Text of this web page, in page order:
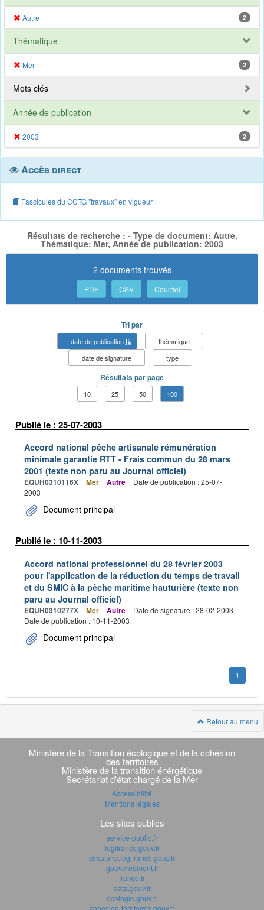
Autre 2
Thématique
Mer 2
Mots clés
Année de publication
2003 2
Accès direct
Fascicules du CCTG "travaux" en vigueur
Résultats de recherche : - Type de document: Autre,
Thématique: Mer, Année de publication: 2003
2 documents trouvés
PDF CSV Courriel
Tri par
date de publication
thématique
date de signature
type
Résultats par page
10 25 50 100
Publié le : 25-07-2003
Accord national pêche artisanale rémunération
minimale garantie RTT - Frais commun du 28 mars
2001 (texte non paru au Journal officiel)
EQUH0310116X Mer Autre
Date de publication : 25-07-
2003
Document principal
Publié le : 10-11-2003
Accord national professionnel du 28 février 2003
pour l'application de la réduction du temps de travail
et du SMIC à la pêche maritime hauturière (texte non
paru au Journal officiel)
EQUH0310277X Mer Autre
Date de signature : 28-02-2003
Date de publication : 10-11-2003
Document principal
1
Retour au menu
Navigation
transverse
Ministère de la Transition écologique et de la cohésion
des territoires
Ministère de la transition énérgétique
Secrétariat d'état chargé de la Mer
Accessibilité
Mentions légales
Les sites publics
service-public.fr
legifrance.gouv.fr
circulaire.legifrance.gouv.fr
gouvernement.fr
france.fr
data.gouv.fr
ecologie.gouv.fr
cohesion-territoires.gouv.fr